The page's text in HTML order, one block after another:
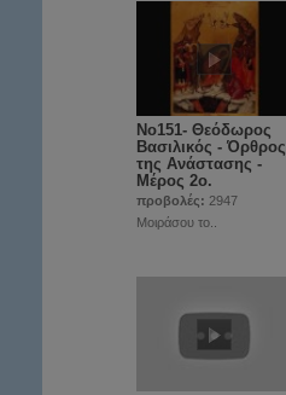
Νο151- Θεόδωρος
Βασιλικός - Όρθρος
της Ανάστασης -
Μέρος 2ο.
προβολές: 2947
Μοιράσου το..